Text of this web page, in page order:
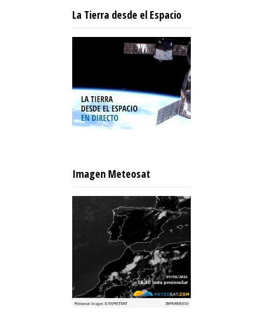
La Tierra desde el Espacio
Imagen Meteosat